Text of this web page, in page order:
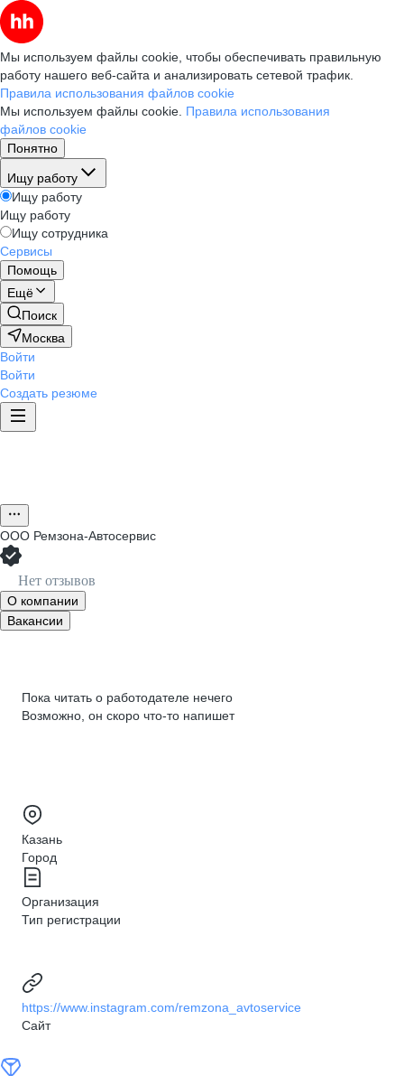
Мы используем файлы cookie, чтобы обеспечивать правильную
работу нашего веб-сайта и анализировать сетевой трафик.
Правила использования файлов cookie
Мы используем файлы cookie. Правила использования
файлов cookie
Понятно
Ищу работу
Ищу работу
Ищу работу
Ищу сотрудника
Сервисы
Помощь
Ещё
Поиск
Москва
Войти
Войти
Создать резюме
ООО Ремзона-Автосервис
Нет отзывов
О компании
Вакансии
Пока читать о работодателе нечего
Возможно, он скоро что‑то напишет
Казань
Город
Организация
Тип регистрации
https://www.instagram.com/remzona_avtoservice
Сайт